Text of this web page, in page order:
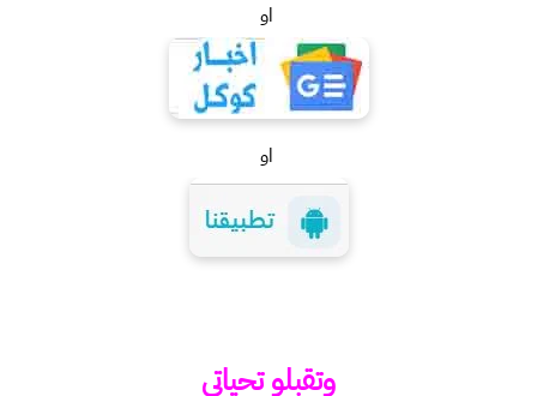
او
او
وتقبلو تحياتي